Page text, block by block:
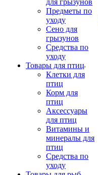
для грызунов
Предметы по
уходу
Сено для
грызунов
Средства по
уходу
Товары для птиц
Клетки для
птиц
Корм для
птиц
Аксессуары
для птиц
Витамины и
минералы для
птиц
Средства по
уходу